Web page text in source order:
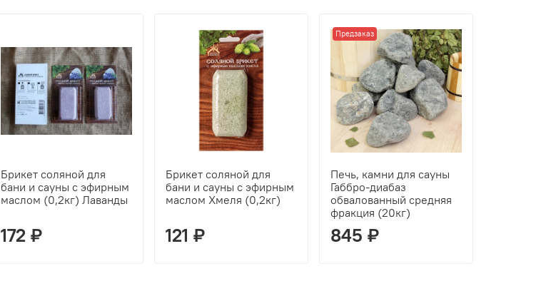
Брикет соляной для
бани и сауны с эфирным
маслом (0,2кг) Лаванды
172 ₽
Брикет соляной для
бани и сауны с эфирным
маслом Хмеля (0,2кг)
121 ₽
Предзаказ
Печь, камни для сауны
Габбро-диабаз
обвалованный средняя
фракция (20кг)
845 ₽